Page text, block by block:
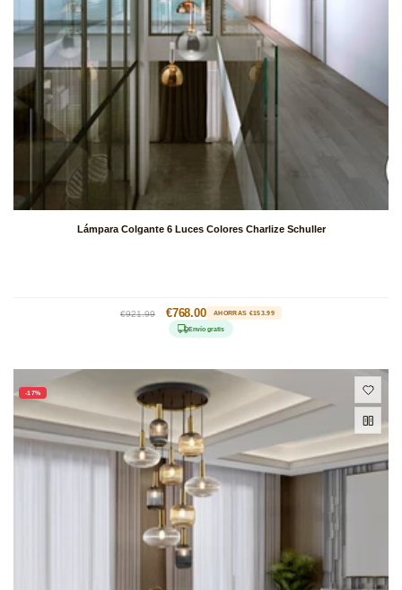
Lámpara Colgante 6 Luces Colores Charlize Schuller
Precio
€921.99
Precio
de
oferta
€768.00 AHORRAS €153.99
Envío gratis
-17%